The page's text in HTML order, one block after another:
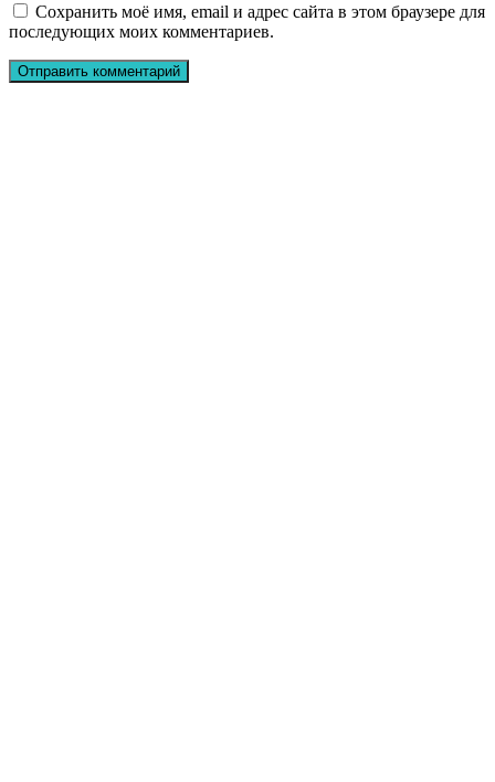
Сохранить моё имя, email и адрес сайта в этом браузере для
последующих моих комментариев.